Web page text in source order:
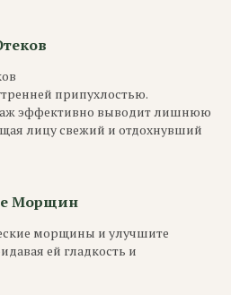
припухлостью.
эффективно выводит лишнюю
лицу свежий и отдохнувший
Морщин
морщины и улучшите
ей гладкость и